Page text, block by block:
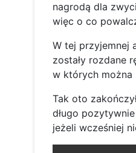
nagrodą dla
więc o co
W tej przyjemnej
zostały rozdane
w których można
Tak oto
długo
jeżeli wcześniej